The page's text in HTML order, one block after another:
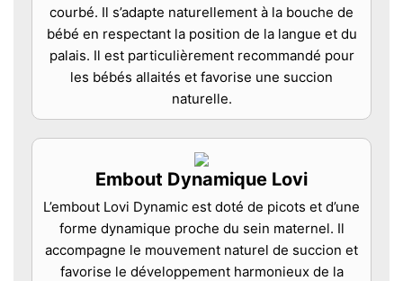
courbé. Il s’adapte naturellement à la bouche de
bébé en respectant la position de la langue et du
palais. Il est particulièrement recommandé pour
les bébés allaités et favorise une succion
naturelle.
Embout Dynamique Lovi
L’embout Lovi Dynamic est doté de picots et d’une
forme dynamique proche du sein maternel. Il
accompagne le mouvement naturel de succion et
favorise le développement harmonieux de la